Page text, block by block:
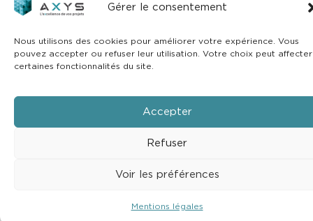
Gérer le consentement
Nous utilisons des cookies pour améliorer votre expérience. Vous
pouvez accepter ou refuser leur utilisation. Votre choix peut affecter
certaines fonctionnalités du site.
Accepter
Refuser
Voir les préférences
Mentions légales
légales